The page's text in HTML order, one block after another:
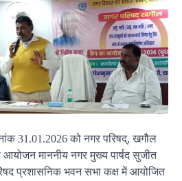
31.01.2026 को नगर परिषद्, खगौल
आयोजन माननीय नगर मुख्य पार्षद सुजीत
प्रशासनिक भवन सभा कक्ष में आयोजित